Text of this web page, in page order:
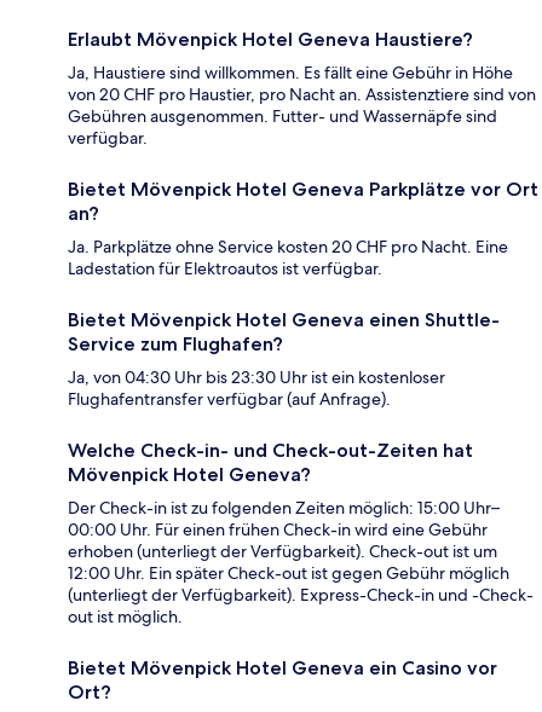
Erlaubt Mövenpick Hotel Geneva Haustiere?
Ja, Haustiere sind willkommen. Es fällt eine Gebühr in Höhe
von 20 CHF pro Haustier, pro Nacht an. Assistenztiere sind von
Gebühren ausgenommen. Futter- und Wassernäpfe sind
verfügbar.
Bietet Mövenpick Hotel Geneva Parkplätze vor Ort
an?
Ja. Parkplätze ohne Service kosten 20 CHF pro Nacht. Eine
Ladestation für Elektroautos ist verfügbar.
Bietet Mövenpick Hotel Geneva einen Shuttle-
Service zum Flughafen?
Ja, von 04:30 Uhr bis 23:30 Uhr ist ein kostenloser
Flughafentransfer verfügbar (auf Anfrage).
Welche Check-in- und Check-out-Zeiten hat
Mövenpick Hotel Geneva?
Der Check-in ist zu folgenden Zeiten möglich: 15:00 Uhr–
00:00 Uhr. Für einen frühen Check-in wird eine Gebühr
erhoben (unterliegt der Verfügbarkeit). Check-out ist um
12:00 Uhr. Ein später Check-out ist gegen Gebühr möglich
(unterliegt der Verfügbarkeit). Express-Check-in und -Check-
out ist möglich.
Bietet Mövenpick Hotel Geneva ein Casino vor
Ort?